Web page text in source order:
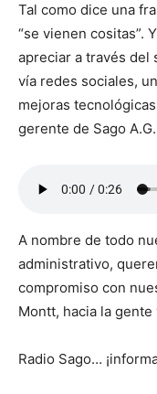
Tal como dice una
“se vienen cositas”.
apreciar a través del
vía redes sociales,
mejoras
gerente de Sago A.G.
A nombre de todo
administrativo,
compromiso con
Montt, hacia la
Radio Sago…